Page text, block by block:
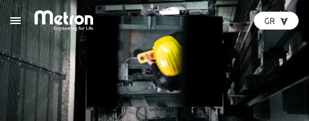
Open Menu GR
GR DE PL IT